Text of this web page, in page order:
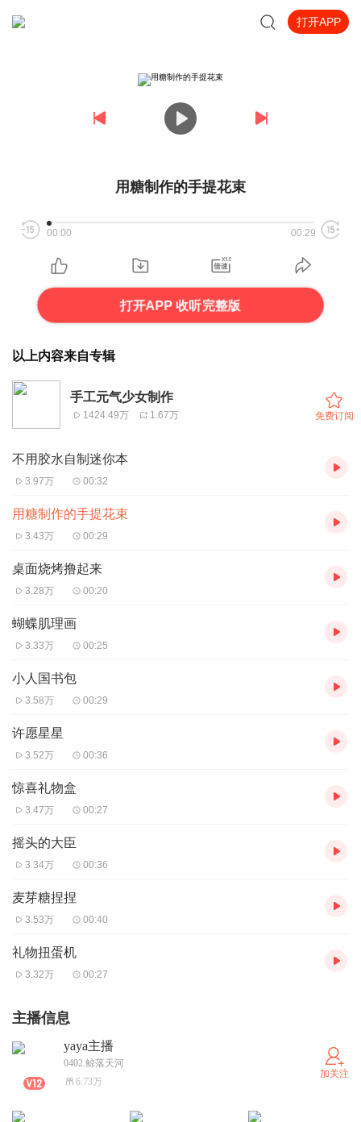
打开APP
用糖制作的手提花束
00:00 00:29
打开APP 收听完整版
以上内容来自专辑
手工元气少女制作
1424.49万 1.67万 免费订阅
不用胶水自制迷你本
3.97万 00:32
用糖制作的手提花束
3.43万 00:29
桌面烧烤撸起来
3.28万 00:20
蝴蝶肌理画
3.33万 00:25
小人国书包
3.58万 00:29
许愿星星
3.52万 00:36
惊喜礼物盒
3.47万 00:27
摇头的大臣
3.34万 00:36
麦芽糖捏捏
3.53万 00:40
礼物扭蛋机
3.32万 00:27
主播信息
yaya主播
0402.鲸落天河
6.73万
加关注